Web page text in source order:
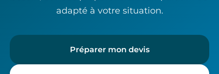
adapté à votre situation.
Préparer mon devis